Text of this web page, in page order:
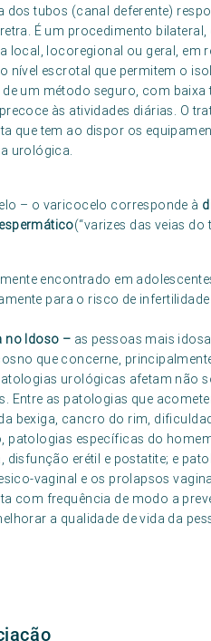
dos tubos (canal deferente)
É um procedimento
local, locoregional ou geral, em
nível escrotal que permitem o
de um método seguro, com
às atividades diárias. O
que tem ao dispor os
urológica.
– o varicocelo corresponde à
(“varizes das veias do
encontrado em
para o risco de
no Idoso – as pessoas mais
que concerne,
urológicas afetam não
Entre as patologias que
bexiga, cancro do rim,
patologias específicas do
disfunção erétil e postatite; e
vaginal e os prolapsos
com frequência de modo a
a qualidade de vida da